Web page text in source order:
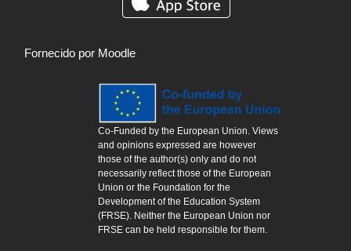
Fornecido por Moodle
Co-Funded by the European Union. Views
and opinions expressed are however
those of the author(s) only and do not
necessarily reflect those of the European
Union or the Foundation for the
Development of the Education System
(FRSE). Neither the European Union nor
FRSE can be held responsible for them.